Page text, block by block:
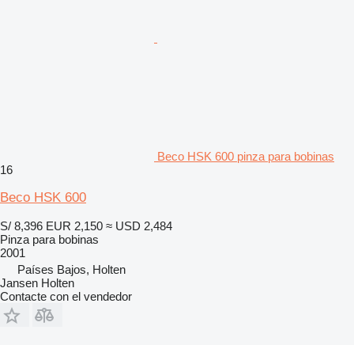
Beco HSK 600 pinza para bobinas
16
Beco HSK 600
S/ 8,396 EUR 2,150 ≈ USD 2,484
Pinza para bobinas
2001
Países Bajos, Holten
Jansen Holten
Contacte con el vendedor